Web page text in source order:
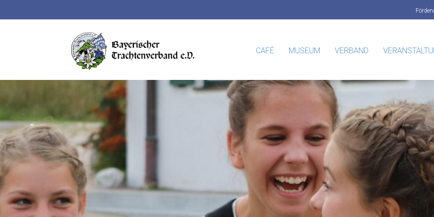
CAFÉ MUSEUM VERBAND